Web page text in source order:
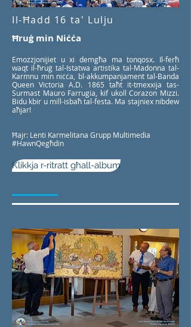
Il-Ħadd 16 ta' Lulju
Ħruġ min Niċċa
Emozzjonijiet u xi demgħa ma tonqosx. Il-ferħ
waqt il-ħruġ tal-Istatwa artistika tal-Madonna tal-
Karmnu min niċċa, bl-akkumpanjament tal-Banda
Queen Victoria A.D. 1865 taħt it-tmexxija tas-
Surmast Mauro Farrugia, kif ukoll Corazon Mizzi.
Bidu kbir u mill-isbaħ tal-festa. Ma stajniex nibdew
aħjar!
Ħajr: Lenti Karmelitana Grupp Multimedia
#HawnQegħdin
Klikkja r-ritratt għall-album